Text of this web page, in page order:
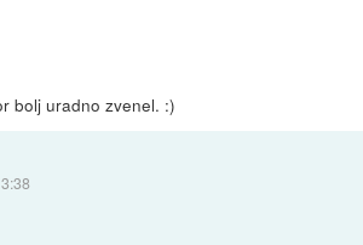
bolj uradno zvenel. :)